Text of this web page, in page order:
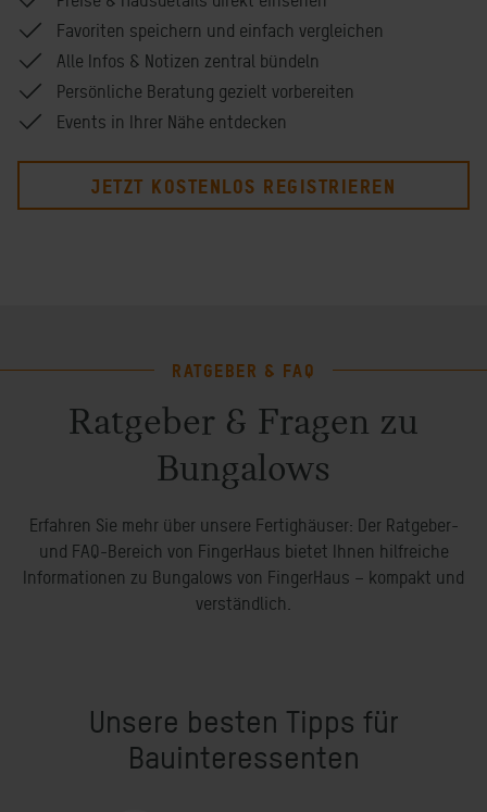
Favoriten speichern und einfach vergleichen
Alle Infos & Notizen zentral bündeln
Persönliche Beratung gezielt vorbereiten
Events in Ihrer Nähe entdecken
JETZT KOSTENLOS REGISTRIEREN
RATGEBER & FAQ
Ratgeber & Fragen zu
Bungalows
Erfahren Sie mehr über unsere Fertighäuser: Der Ratgeber-
und FAQ-Bereich von FingerHaus bietet Ihnen hilfreiche
Informationen zu Bungalows von FingerHaus – kompakt und
verständlich.
Unsere besten Tipps für
Bauinteressenten